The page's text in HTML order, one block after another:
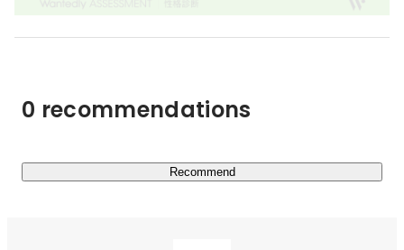
日本のDX化をより加速させるため、業務システムを「設
3年後、5年後のデファクトスタンダードになるシステム
を世の中にリリースしていきます。
【システムインテグレーション事業】
0 recommendations
Recommend